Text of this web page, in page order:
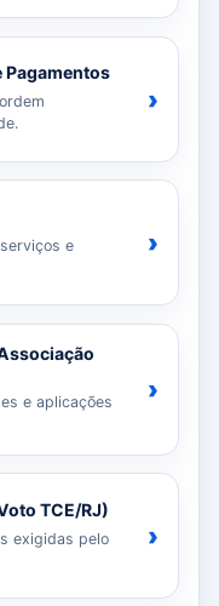
Pagamentos
›
e
›
e aplicações
›
TCE/RJ)
exigidas pelo
›